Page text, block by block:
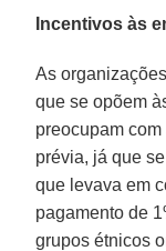
Incentivos às
As
que se opõem
preocupam
prévia, já que
que levava em
pagamento de
grupos étnicos